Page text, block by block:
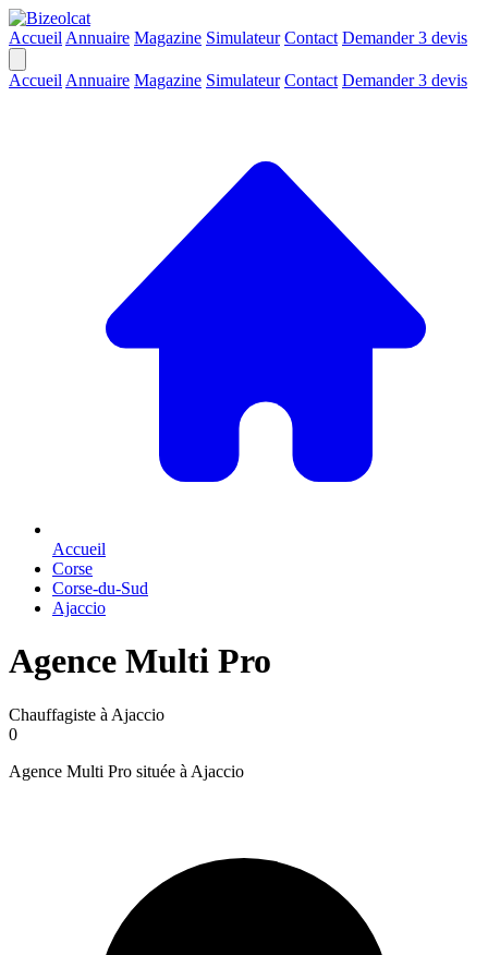
Accueil Annuaire Magazine Simulateur Contact Demander 3 devis
Accueil Annuaire Magazine Simulateur Contact Demander 3 devis
Accueil
Corse
Corse-du-Sud
Ajaccio
Agence Multi Pro
Chauffagiste à Ajaccio
0
Agence Multi Pro située à Ajaccio